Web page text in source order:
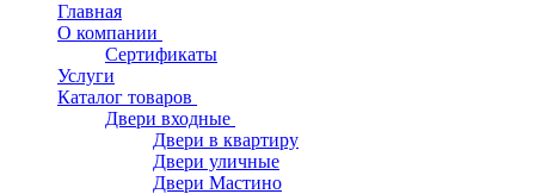
Главная
О компании
Сертификаты
Услуги
Каталог товаров
Двери входные
Двери в квартиру
Двери уличные
Двери Мастино